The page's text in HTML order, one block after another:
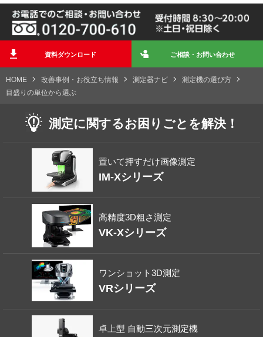
HOME 改善事例・お役立ち情報 測定器ナビ
測定機の選び方
目盛りの単位から選ぶ
資料ダウンロード ご相談・お問い合わせ
測定に関するお困りごとを解決！
置いて押すだけ画像測定
IM-Xシリーズ
高精度3D粗さ測定
VK-Xシリーズ
ワンショット3D測定
VRシリーズ
卓上型 自動三次元測定機